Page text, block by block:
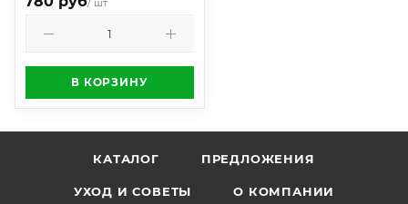
/ шт
В КОРЗИНУ
КАТАЛОГ ПРЕДЛОЖЕНИЯ
УХОД И СОВЕТЫ О КОМПАНИИ